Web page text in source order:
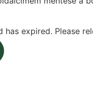
expired. Please